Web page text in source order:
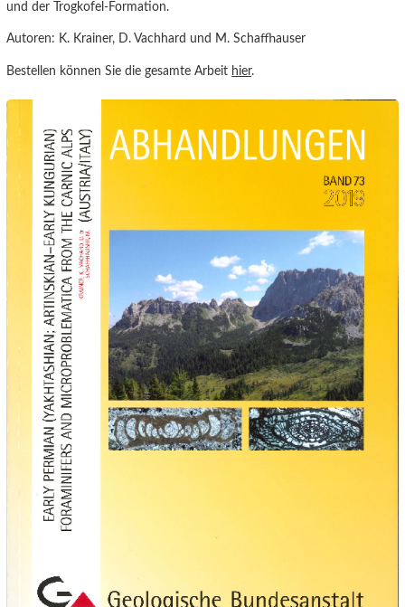
und der Trogkofel-Formation.
Autoren: K. Krainer, D. Vachhard und M. Schaffhauser
Bestellen können Sie die gesamte Arbeit hier.